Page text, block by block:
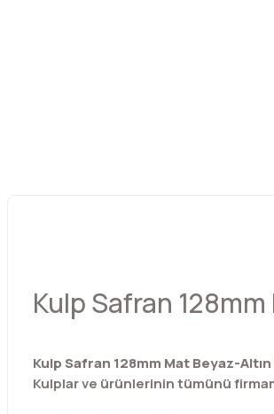
Kulp Safran
Kulp Safran 128mm Mat Beyaz-Altın
Kulplar ve ürünlerinin tümünü